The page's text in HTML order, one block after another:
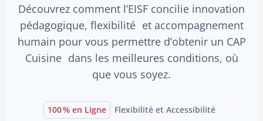
Découvrez comment l’EISF concilie innovation
pédagogique, flexibilité et accompagnement
humain pour vous permettre d’obtenir un CAP
Cuisine dans les meilleures conditions, où
que vous soyez.
100 % en Ligne
Flexibilité et Accessibilité